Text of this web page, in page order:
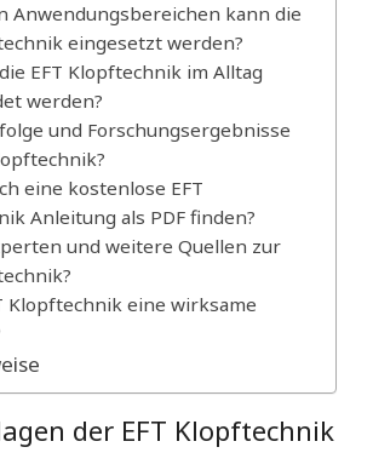
Anwendungsbereichen kann die
eingesetzt werden?
EFT Klopftechnik im Alltag
werden?
und Forschungsergebnisse
eine kostenlose EFT
Anleitung als PDF finden?
und weitere Quellen zur
Klopftechnik eine wirksame
der EFT Klopftechnik